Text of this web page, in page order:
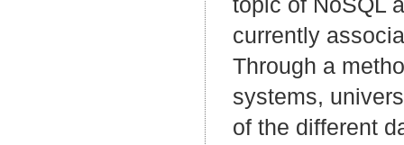
currently
Through a
systems,
of the different